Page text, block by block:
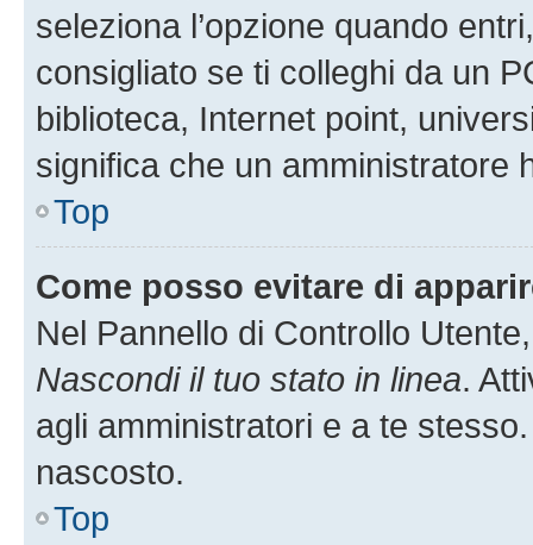
seleziona l’opzione quando
consigliato se ti colleghi da un
biblioteca, Internet point,
significa che un amministratore
Top
Come posso evitare di
Nel Pannello di Controllo
Nascondi il tuo stato in linea.
agli amministratori e a te
nascosto.
Top